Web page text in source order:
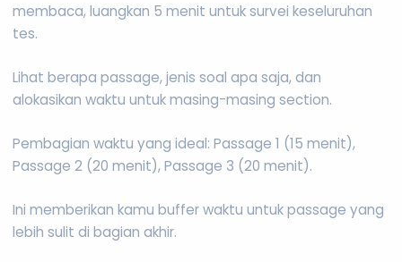
membaca, luangkan 5 menit untuk survei keseluruhan
tes.
Lihat berapa passage, jenis soal apa saja, dan
alokasikan waktu untuk masing-masing section.
Pembagian waktu yang ideal: Passage 1 (15 menit),
Passage 2 (20 menit), Passage 3 (20 menit).
Ini memberikan kamu buffer waktu untuk passage yang
lebih sulit di bagian akhir.